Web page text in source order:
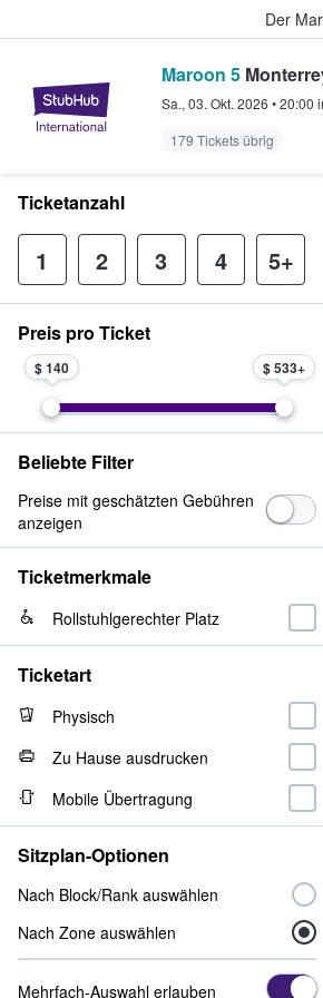
Der
StubHub - Wo
Maroon 5
Sa., 03. Okt. 2026 •20:00
179 Tickets übrig
Ticketanzahl
1 2 3 4 5+
Preis pro Ticket
$ 140 $ 533
Beliebte Filter
Preise mit geschätzten Gebühren
anzeigen
Ticketmerkmale
Rollstuhlgerechter Platz
Ticketart
Physisch
Zu Hause ausdrucken
Mobile Übertragung
Sitzplan-Optionen
Nach Block/Rank auswählen
Nach Zone auswählen
Mehrfach-Auswahl erlauben